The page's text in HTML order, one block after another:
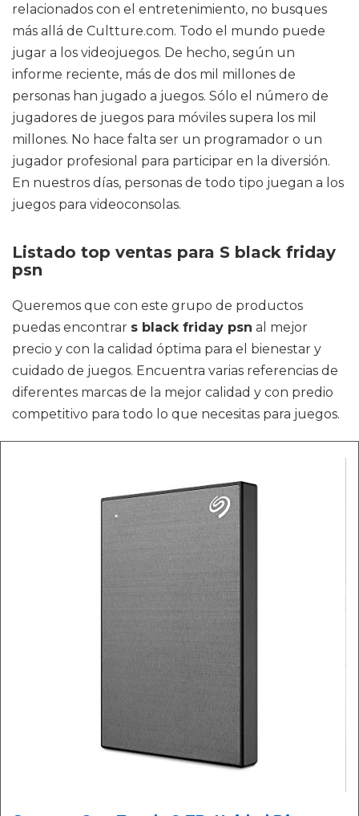
relacionados con el entretenimiento, no busques
más allá de Cultture.com. Todo el mundo puede
jugar a los videojuegos. De hecho, según un
informe reciente, más de dos mil millones de
personas han jugado a juegos. Sólo el número de
jugadores de juegos para móviles supera los mil
millones. No hace falta ser un programador o un
jugador profesional para participar en la diversión.
En nuestros días, personas de todo tipo juegan a los
juegos para videoconsolas.
Listado top ventas para S black friday
psn
Queremos que con este grupo de productos
puedas encontrar s black friday psn al mejor
precio y con la calidad óptima para el bienestar y
cuidado de juegos. Encuentra varias referencias de
diferentes marcas de la mejor calidad y con predio
competitivo para todo lo que necesitas para juegos.